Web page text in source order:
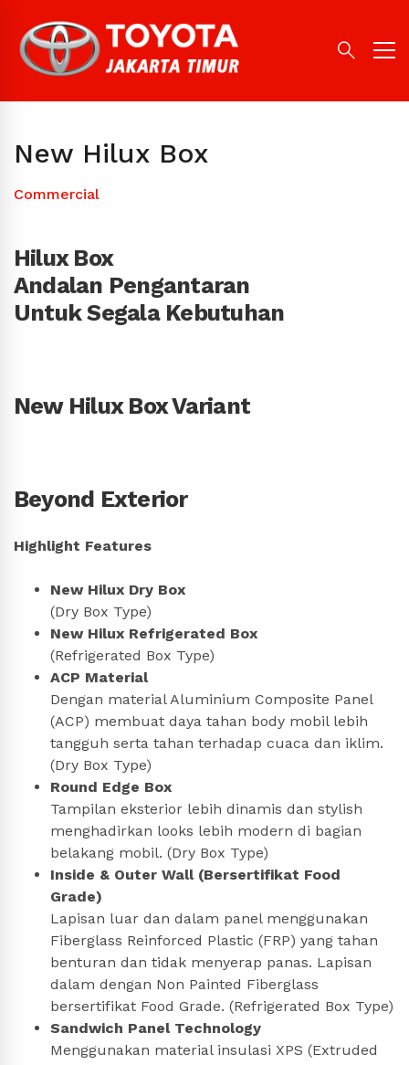
New Hilux Box
Commercial
Hilux Box
Andalan Pengantaran
Untuk Segala Kebutuhan
New Hilux Box Variant
Beyond Exterior
Highlight Features
New Hilux Dry Box
(Dry Box Type)
New Hilux Refrigerated Box
(Refrigerated Box Type)
ACP Material
Dengan material Aluminium Composite Panel
(ACP) membuat daya tahan body mobil lebih
tangguh serta tahan terhadap cuaca dan iklim.
(Dry Box Type)
Round Edge Box
Tampilan eksterior lebih dinamis dan stylish
menghadirkan looks lebih modern di bagian
belakang mobil. (Dry Box Type)
Inside & Outer Wall (Bersertifikat Food
Grade)
Lapisan luar dan dalam panel menggunakan
Fiberglass Reinforced Plastic (FRP) yang tahan
benturan dan tidak menyerap panas. Lapisan
dalam dengan Non Painted Fiberglass
bersertifikat Food Grade. (Refrigerated Box Type)
Sandwich Panel Technology
Menggunakan material insulasi XPS (Extruded